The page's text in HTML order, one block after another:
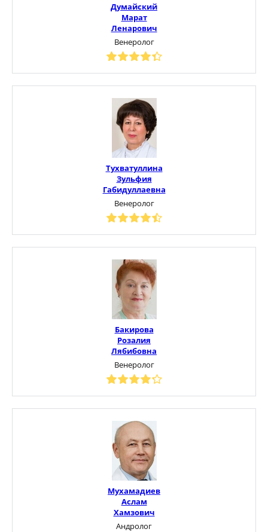
Думайский
Марат
Ленарович
Венеролог
Тухватуллина
Зульфия
Габидуллаевна
Венеролог
Бакирова
Розалия
Лябибовна
Венеролог
Мухамадиев
Аслам
Хамзович
Андролог